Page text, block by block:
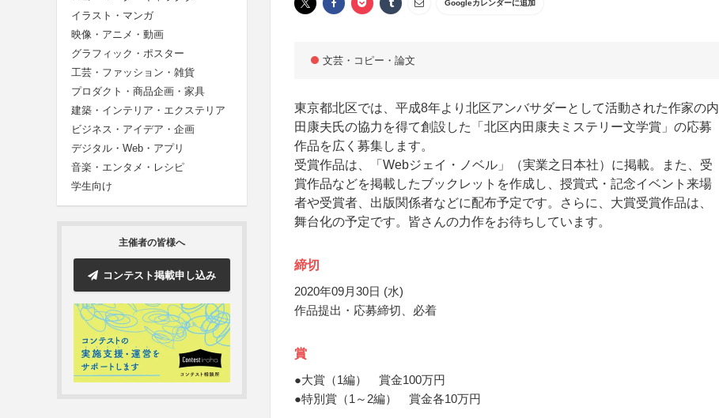
イラスト・マンガ
映像・アニメ・動画
グラフィック・ポスター
工芸・ファッション・雑貨
プロダクト・商品企画・家具
建築・インテリア・エクステリア
ビジネス・アイデア・企画
デジタル・Web・アプリ
音楽・エンタメ・レシピ
学生向け
主催者の皆様へ
コンテスト掲載申し込み
Googleカレンダーに追加
文芸・コピー・論文
東京都北区では、平成8年より北区アンバサダーとして活動された作家の内
田康夫氏の協力を得て創設した「北区内田康夫ミステリー文学賞」の応募
作品を広く募集します。
受賞作品は、「Webジェイ・ノベル」（実業之日本社）に掲載。また、受
賞作品などを掲載したブックレットを作成し、授賞式・記念イベント来場
者や受賞者、出版関係者などに配布予定です。さらに、大賞受賞作品は、
舞台化の予定です。皆さんの力作をお待ちしています。
締切
2020年09月30日 (水)
作品提出・応募締切、必着
賞
●大賞（1編） 賞金100万円
●特別賞（1～2編） 賞金各10万円